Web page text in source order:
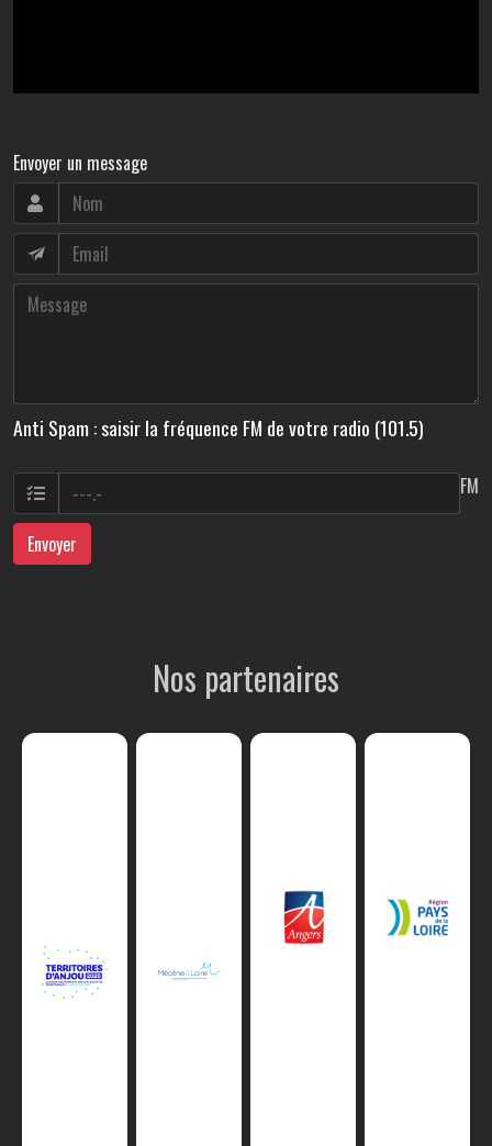
Envoyer un message
Anti Spam : saisir la fréquence FM de votre radio (101.5)
FM
Envoyer
Nos partenaires